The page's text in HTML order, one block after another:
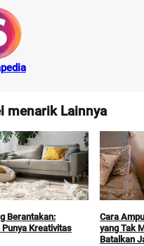
menarik Lainnya
Berantakan:
Punya Kreativitas
Cara
yang Tak
Batalkan